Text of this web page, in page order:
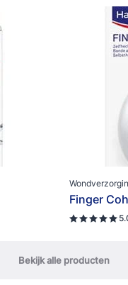
Finger
Bekijk alle producten